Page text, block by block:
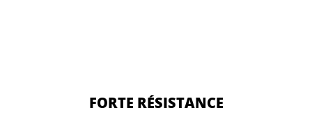
FORTE RÉSISTANCE